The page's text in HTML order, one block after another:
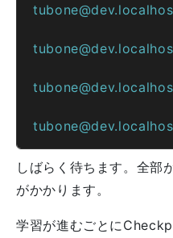
しばらく待ちます。全部
がかかります。
学習が進むごとに